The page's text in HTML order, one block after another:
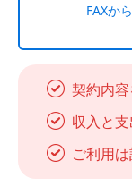
FAXか
契約内
収入と
ご利用